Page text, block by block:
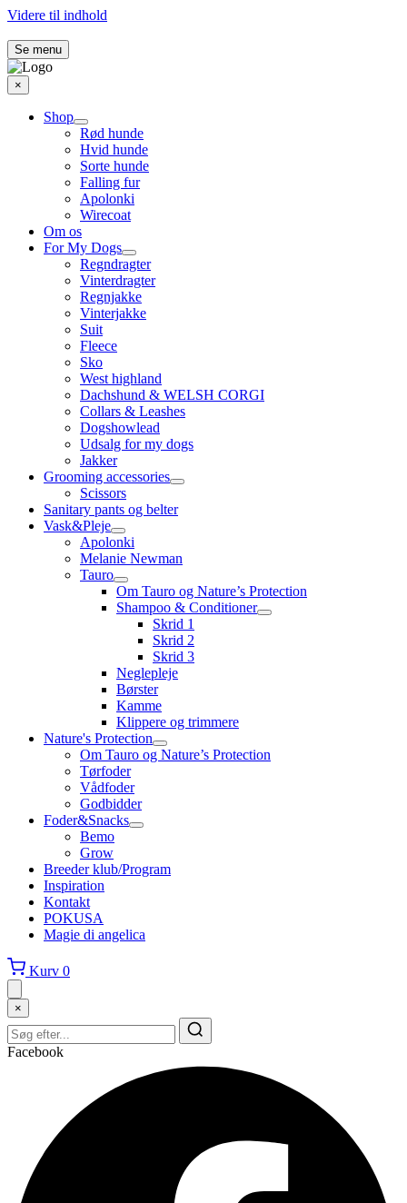
Videre til indhold
Se menu
×
Shop
Rød hunde
Hvid hunde
Sorte hunde
Falling fur
Apolonki
Wirecoat
Om os
For My Dogs
Regndragter
Vinterdragter
Regnjakke
Vinterjakke
Suit
Fleece
Sko
West highland
Dachshund & WELSH CORGI
Collars & Leashes
Dogshowlead
Udsalg for my dogs
Jakker
Grooming accessories
Scissors
Sanitary pants og belter
Vask&Pleje
Apolonki
Melanie Newman
Tauro
Om Tauro og Nature’s Protection
Shampoo & Conditioner
Skrid 1
Skrid 2
Skrid 3
Neglepleje
Børster
Kamme
Klippere og trimmere
Nature's Protection
Om Tauro og Nature’s Protection
Tørfoder
Vådfoder
Godbidder
Foder&Snacks
Bemo
Grow
Breeder klub/Program
Inspiration
Kontakt
POKUSA
Magie di angelica
Kurv 0
×
Facebook